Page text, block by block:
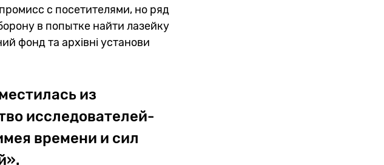
с посетителями, но ряд
в попытке найти лазейку
фонд та архівні установи
из
исследователей-
времени и сил